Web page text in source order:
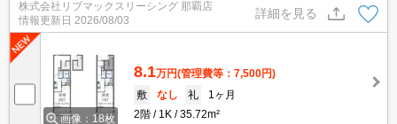
株式会社リブマックスリーシング 那覇店
情報更新日 2026/08/03
詳細を見る
画像：18枚
8.1万円(管理費等：7,500円)
敷
なし 礼
1ヶ月
2階
1K 35.72m²